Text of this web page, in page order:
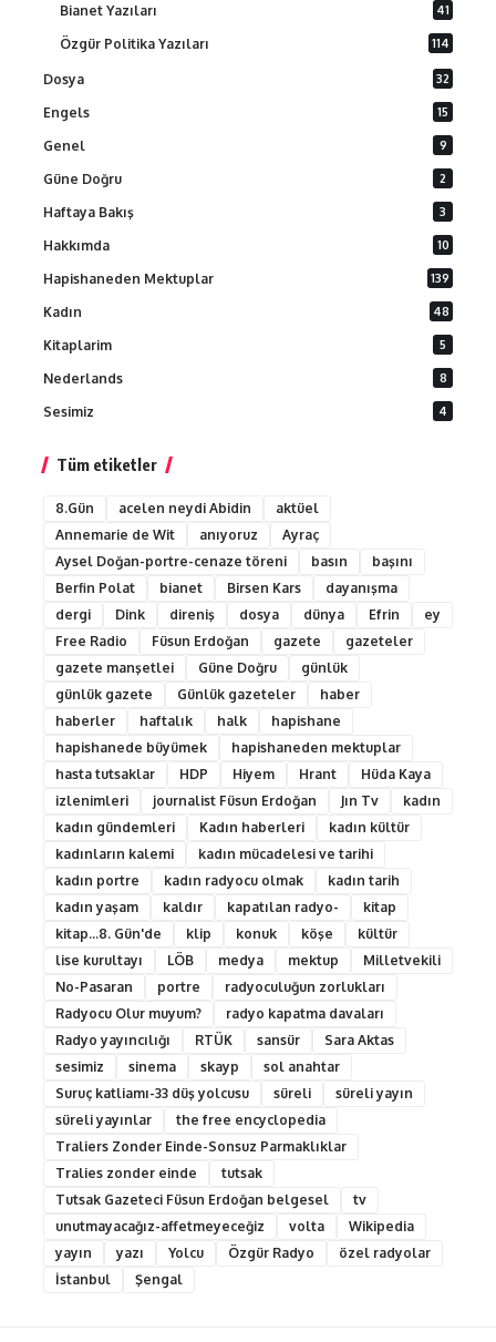
Bianet Yazıları 41
Özgür Politika Yazıları 114
Dosya 32
Engels 15
Genel 9
Güne Doğru 2
Haftaya Bakış 3
Hakkımda 10
Hapishaneden Mektuplar 139
Kadın 48
Kitaplarim 5
Nederlands 8
Sesimiz 4
Tüm etiketler
8.Gün acelen neydi Abidin
aktüel
Annemarie de Wit
anıyoruz
Ayraç
Aysel Doğan-portre-cenaze töreni
basın
başını
Berfin Polat
bianet Birsen Kars
dayanışma
dergi
Dink direniş dosya dünya Efrin
ey
Free Radio
Füsun Erdoğan gazete
gazeteler
gazete manşetlei
Güne Doğru
günlük
günlük gazete
Günlük gazeteler
haber
haberler
haftalık halk
hapishane
hapishanede büyümek
hapishaneden mektuplar
hasta tutsaklar
HDP Hiyem Hrant
Hüda Kaya
izlenimleri
journalist Füsun Erdoğan Jın Tv
kadın
kadın gündemleri
Kadın haberleri
kadın kültür
kadınların kalemi
kadın mücadelesi ve tarihi
kadın portre
kadın radyocu olmak
kadın tarih
kadın yaşam
kaldır kapatılan radyo-
kitap
kitap...8. Gün'de
klip konuk köşe
kültür
lise kurultayı
LÖB medya mektup
Milletvekili
No-Pasaran
portre
radyoculuğun zorlukları
Radyocu Olur muyum?
radyo kapatma davaları
Radyo yayıncılığı
RTÜK sansür
Sara Aktas
sesimiz
sinema skayp
sol anahtar
Suruç katliamı-33 düş yolcusu
süreli
süreli yayın
süreli yayınlar
the free encyclopedia
Traliers Zonder Einde-Sonsuz Parmaklıklar
Tralies zonder einde
tutsak
Tutsak Gazeteci Füsun Erdoğan belgesel
tv
unutmayacağız-affetmeyeceğiz
volta
Wikipedia
yayın
yazı Yolcu Özgür Radyo
özel radyolar
İstanbul
Şengal